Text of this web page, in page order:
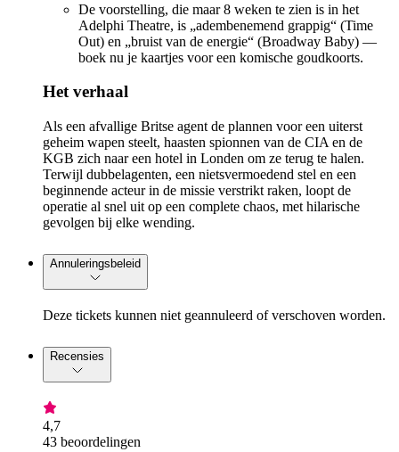
De voorstelling, die maar 8 weken te zien is in het
Adelphi Theatre, is „adembenemend grappig“ (Time
Out) en „bruist van de energie“ (Broadway Baby) —
boek nu je kaartjes voor een komische goudkoorts.
Het verhaal
Als een afvallige Britse agent de plannen voor een uiterst
geheim wapen steelt, haasten spionnen van de CIA en de
KGB zich naar een hotel in Londen om ze terug te halen.
Terwijl dubbelagenten, een nietsvermoedend stel en een
beginnende acteur in de missie verstrikt raken, loopt de
operatie al snel uit op een complete chaos, met hilarische
gevolgen bij elke wending.
Annuleringsbeleid
Deze tickets kunnen niet geannuleerd of verschoven worden.
Recensies
4,7
43 beoordelingen